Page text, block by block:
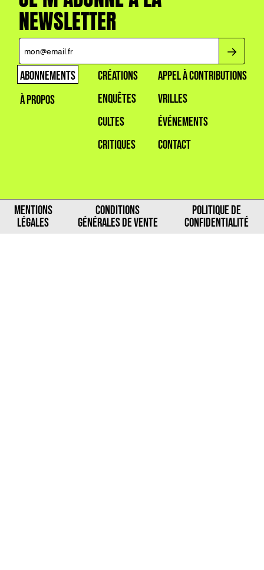
NEWSLETTER
ABONNEMENTS
À PROPOS
CRÉATIONS
ENQUÊTES
CULTES
CRITIQUES
APPEL À CONTRIBUTIONS
VRILLES
ÉVÉNEMENTS
CONTACT
MENTIONS
LÉGALES
CONDITIONS
GÉNÉRALES DE VENTE
POLITIQUE DE
CONFIDENTIALITÉ